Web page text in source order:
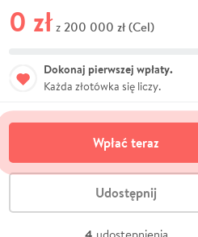
0 zł z 200 000 zł (Cel)
Dokonaj pierwszej wpłaty.
Każda złotówka się liczy.
Wpłać teraz
Udostępnij